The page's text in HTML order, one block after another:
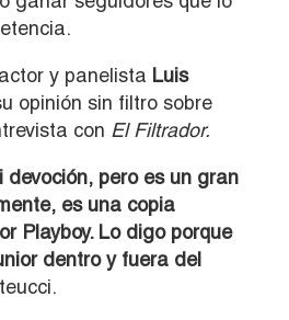
y panelista Luis
opinión sin filtro sobre
con El Filtrador.
devoción, pero es un gran
es una copia
Playboy. Lo digo porque
dentro y fuera del